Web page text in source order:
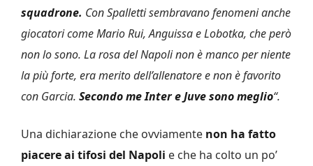
squadrone. Con Spalletti sembravano fenomeni anche
giocatori come Mario Rui, Anguissa e Lobotka, che però
non lo sono. La rosa del Napoli non è manco per niente
la più forte, era merito dell’allenatore e non è favorito
con Garcia. Secondo me Inter e Juve sono meglio“.
Una dichiarazione che ovviamente non ha fatto
piacere ai tifosi del Napoli e che ha colto un po’